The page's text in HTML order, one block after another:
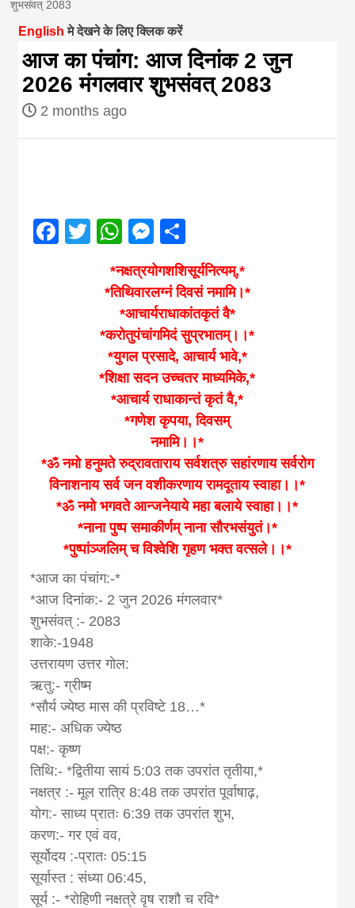
magazine of
Nepal brings
news in hindi
news,
khabar
शुभसंवत् 2083
English मे देखने के लिए क्लिक करें
आज का पंचांग: आज दिनांक 2 जुन
2026 मंगलवार शुभसंवत् 2083
2 months ago
Facebook
Twitter
WhatsApp
Messenger
*नक्षत्रयोगशशिसूर्यनित्यम्,*
*तिथिवारलग्नं दिवसं नमामि।*
*आचार्यराधाकांतकृतं वै*
*करोतुपंचांगमिदं सुप्रभातम्।।*
*युगल प्रसादे, आचार्य भावे,*
*शिक्षा सदन उच्चतर माध्यमिके,*
*आचार्य राधाकान्तं कृतं वै,*
*गणेश कृपया, दिवसम्
नमामि।।*
*ॐ नमो हनुमते रुद्रावताराय सर्वशत्रु सहांरणाय सर्वरोग
विनाशनाय सर्व जन वशीकरणाय रामदूताय स्वाहा।।*
*ॐ नमो भगवते आन्जनेयाये महा बलाये स्वाहा।।*
*नाना पुष्प समाकीर्णम् नाना सौरभसंयुतं।*
*पुष्पांञ्जलिम् च विश्वेशि गृहण भक्त वत्सले।।*
*आज का पंचांग:-*
*आज दिनांक:- 2 जुन 2026 मंगलवार*
शुभसंवत् :- 2083
शाके:-1948
उत्तरायण उत्तर गोल:
ऋतु:- ग्रीष्म
*सौर्य ज्येष्ठ मास की प्रविष्टे 18…*
माह:- अधिक ज्येष्ठ
पक्ष:- कृष्ण
तिथि:- *द्वितीया सायं 5:03 तक उपरांत तृतीया,*
नक्षत्र :- मूल रात्रि 8:48 तक उपरांत पूर्वाषाढ़,
योग:- साध्य प्रातः 6:39 तक उपरांत शुभ,
करण:- गर एवं वव,
सूर्योदय :-प्रातः 05:15
सूर्यास्त : संध्या 06:45,
सूर्य :- *रोहिणी नक्षत्रे वृष राशौ च रवि*